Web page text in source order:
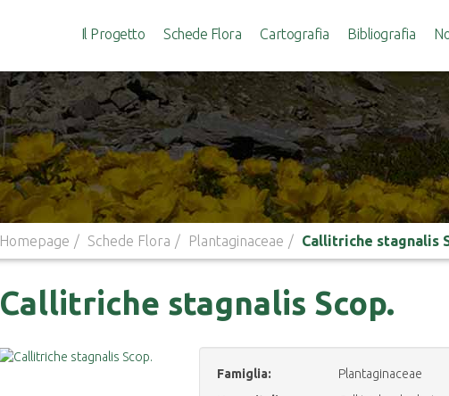
Il Progetto Schede Flora Cartografia Bibliografia
Homepage Schede Flora Plantaginaceae Callitriche stagnalis
Callitriche stagnalis Scop.
Famiglia:
Plantaginaceae